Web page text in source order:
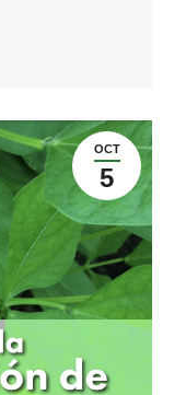
OCT
5